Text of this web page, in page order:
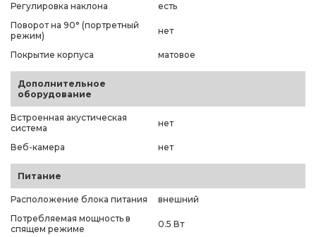
Регулировка наклона
есть
Поворот на 90° (портретный
режим)
нет
Покрытие корпуса матовое
Дополнительное
оборудование
Встроенная акустическая
система
нет
Веб-камера нет
Питание
Расположение блока питания
внешний
Потребляемая мощность в
спящем режиме
0.5 Вт